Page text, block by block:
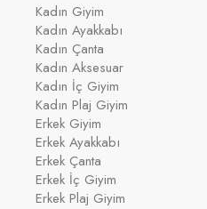
Kadın Giyim
Kadın Ayakkabı
Kadın Çanta
Kadın Aksesuar
Kadın İç Giyim
Kadın Plaj Giyim
Erkek Giyim
Erkek Ayakkabı
Erkek Çanta
Erkek İç Giyim
Erkek Plaj Giyim